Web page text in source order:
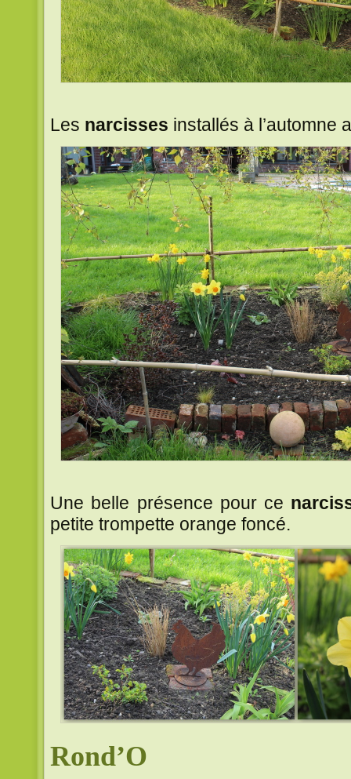
Les narcisses installés à l’automne
Une belle présence pour ce
petite trompette orange foncé.
Rond’O